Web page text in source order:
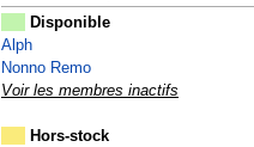
Disponible
Alph
Nonno Remo
Voir les membres inactifs
Hors-stock